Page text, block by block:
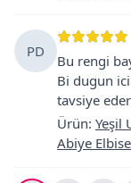
PD
Bu rengi
Bi dugun
tavsiye
Ürün: Yeşil
Abiye Elbise